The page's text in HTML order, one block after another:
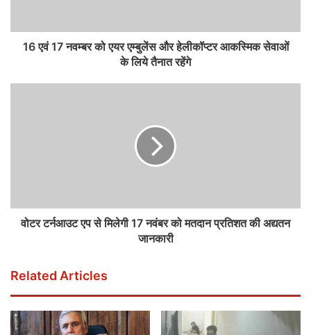
16 एवं 17 नवम्बर को एयर एम्बुलेंस और हेलीकॉप्टर आकस्मिक सेवाओं
के लिये तैनात रहेंगे
वोटर टर्नआउट एप से मिलेगी 17 नवंबर को मतदान प्रतिशत की अद्यतन
जानकारी
Related Articles